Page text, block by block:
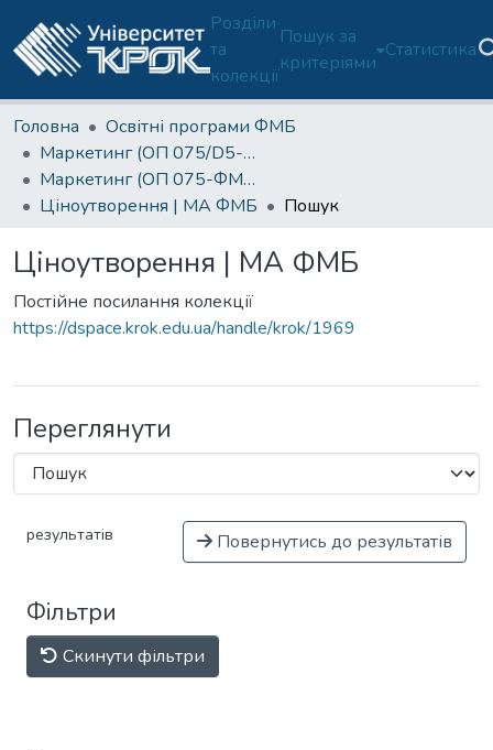
Розділи
та
колекції
Пошук за
критеріями
Статистика
Головна
Освітні програми ФМБ
Маркетинг (ОП 075/D5-ФМБ)
Маркетинг (ОП 075-ФМБ)-2 курс
Ціноутворення | МА ФМБ
Пошук
Ціноутворення | МА ФМБ
Постійне посилання колекції
https://dspace.krok.edu.ua/handle/krok/1969
Переглянути
результатів Повернутись до результатів
Фільтри
Скинути фільтри